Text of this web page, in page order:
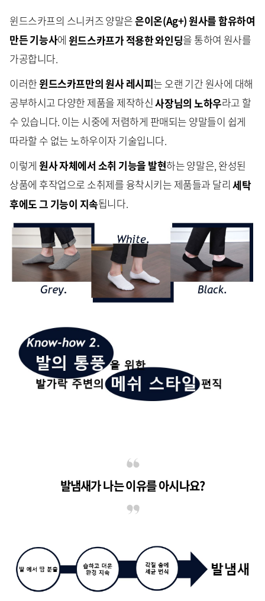
윈드스카프의 스니커즈 양말은은이온(Ag+) 원사를 함유하여
만든 기능사에 윈드스카프가 적용한 와인딩을 통하여 원사를
가공합니다.
이러한윈드스카프만의 원사 레시피는 오랜 기간 원사에 대해
공부하시고 다양한 제품을 제작하신사장님의 노하우라고 할
수 있습니다. 이는 시중에 저렴하게 판매되는 양말들이 쉽게
따라할 수 없는 노하우이자 기술입니다.
이렇게 원사 자체에서 소취 기능을 발현하는 양말은, 완성된
상품에 후작업으로 소취제를 융착시키는 제품들과 달리세탁
후에도 그 기능이 지속됩니다.
발냄새가 나는 이유를 아시나요?